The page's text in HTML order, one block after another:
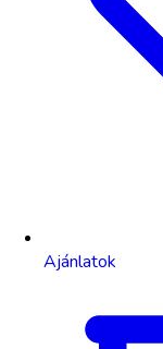
Ajánlatok